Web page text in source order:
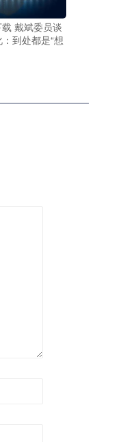
戴斌委员谈
到处都是“想